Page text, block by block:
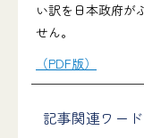
い訳を日本政府が
せん。
（PDF版）
記事関連ワード